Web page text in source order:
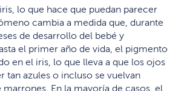
lo que hace que puedan parecer
cambia a medida que, durante
de desarrollo del bebé y
el primer año de vida, el pigmento
en el iris, lo que lleva a que los ojos
tan azules o incluso se vuelvan
En la mayoría de casos, el